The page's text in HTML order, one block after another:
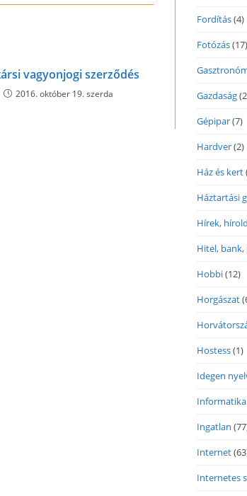
vagyonjogi szerződés
2016. október 19. szerda
Fordítás(4)
Fotózás(17)
Gazdaság
Gépipar(7)
Hardver(2)
Ház és kert
Háztartási
Hírek,
Hitel,
Hobbi(12)
Horgászat
Hostess(1)
Idegen
Informatika
Ingatlan
Internet
Internetes